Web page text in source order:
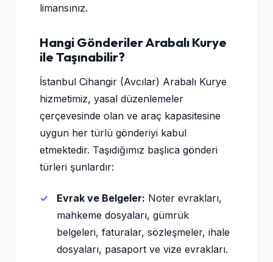
limansınız.
Hangi Gönderiler Arabalı Kurye
ile Taşınabilir?
İstanbul Cihangir (Avcılar) Arabalı Kurye
hizmetimiz, yasal düzenlemeler
çerçevesinde olan ve araç kapasitesine
uygun her türlü gönderiyi kabul
etmektedir. Taşıdığımız başlıca gönderi
türleri şunlardır:
Evrak ve Belgeler: Noter evrakları,
mahkeme dosyaları, gümrük
belgeleri, faturalar, sözleşmeler, ihale
dosyaları, pasaport ve vize evrakları.